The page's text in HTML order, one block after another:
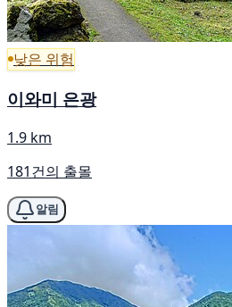
낮은 위험
이와미 은광
1.9 km
181건의 출몰
알림